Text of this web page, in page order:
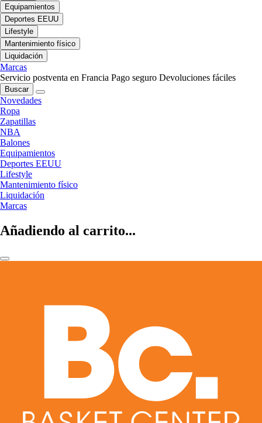
Equipamientos
Deportes EEUU
Lifestyle
Mantenimiento físico
Liquidación
Marcas
Servicio postventa en Francia Pago seguro Devoluciones fáciles
Buscar
Novedades
Ropa
Zapatillas
NBA
Balones
Equipamientos
Deportes EEUU
Lifestyle
Mantenimiento físico
Liquidación
Marcas
Añadiendo al carrito...